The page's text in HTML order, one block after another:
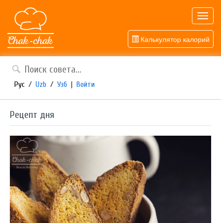
Калькулятор калорий
Рус / Uzb / Узб | Войти
Рецепт дня